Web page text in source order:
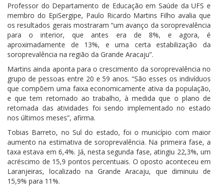
Professor do Departamento de Educação em Saúde da UFS e
membro do EpiSergipe, Paulo Ricardo Martins Filho avalia que
os resultados gerais mostraram “um avanço da soroprevalência
para o interior, que antes era de 8%, e agora, é
aproximadamente de 13%, e uma certa estabilização da
soroprevalência na região da Grande Aracaju”.
Martins ainda aponta para o crescimento da soroprevalência no
grupo de pessoas entre 20 e 59 anos. “São esses os indivíduos
que compõem uma faixa economicamente ativa da população,
e que tem retornado ao trabalho, à medida que o plano de
retomada das atividades foi sendo implementado no estado
nos últimos meses”, afirma.
Tobias Barreto, no Sul do estado, foi o município com maior
aumento na estimativa de soroprevalência. Na primeira fase, a
taxa estava em 6,4%. Já, nesta segunda fase, atingiu 22,3%, um
acréscimo de 15,9 pontos percentuais. O oposto aconteceu em
Laranjeiras, localizado na Grande Aracaju, que diminuiu de
15,9% para 11%.